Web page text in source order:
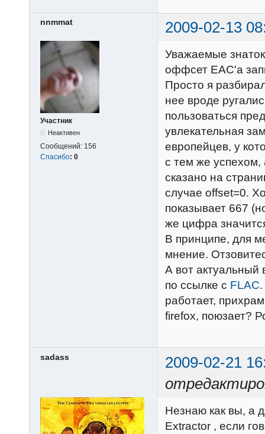
nnmmat 2009-02-13
Участник
Неактивен
Сообщений: 156
Спасибо: 0
Уважаемые
оффсет EAC'а
Просто я
нее вроде
пользоваться
увлекательная
европейцев, у
с тем же успехом,
сказано на
случае offset=0.
показывает 667
же цифра
В принципе, для
мнение.
А вот актуальный
по ссылке с FLAC
работает,
firefox, поюзает?
sadass
2009-02-21
Незнаю как вы, а
Extractor , если